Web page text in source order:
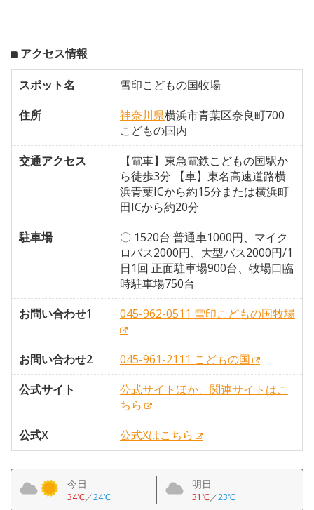
アクセス情報
スポット名
雪印こどもの国牧場
住所
神奈川県横浜市青葉区奈良町700
こどもの国内
交通アクセス
【電車】東急電鉄こどもの国駅か
ら徒歩3分 【車】東名高速道路横
浜青葉ICから約15分または横浜町
田ICから約20分
駐車場
〇 1520台 普通車1000円、マイク
ロバス2000円、大型バス2000円/1
日1回 正面駐車場900台、牧場口臨
時駐車場750台
お問い合わせ1
045-962-0511 雪印こどもの国牧場
お問い合わせ2
045-961-2111 こどもの国
公式サイト
公式サイトほか、関連サイトはこ
ちら
公式X
公式Xはこちら
今日
34℃／24℃
明日
31℃／23℃